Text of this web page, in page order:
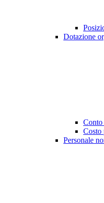
Dotazione
Conto
Costo
Personale